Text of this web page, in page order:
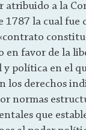
atribuido a la
1787 la cual fue
en favor de la
política en el
los derechos
normas
que